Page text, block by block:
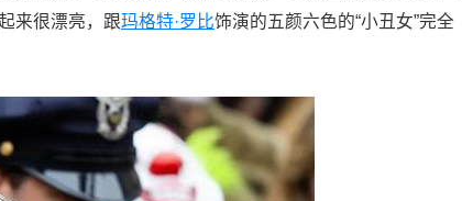
来很漂亮，跟玛格特·罗比饰演的五颜六色的“小丑女”完全